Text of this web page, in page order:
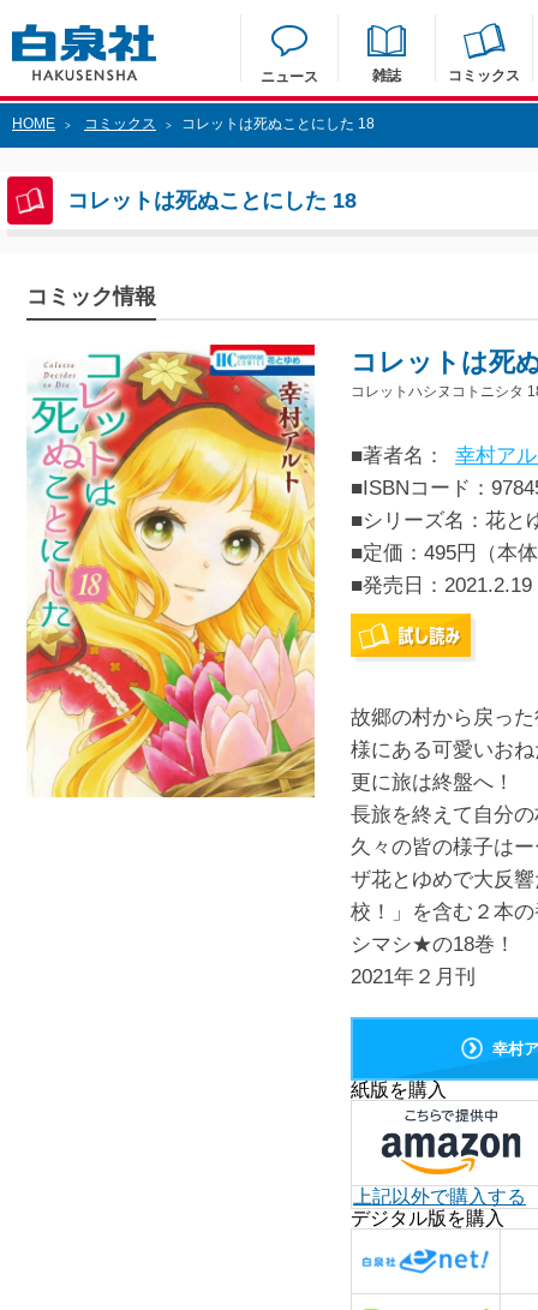
ニュース 雑誌 コミックス
HOME > コミックス > コレットは死ぬことにした 18
コレットは死ぬことにした 18
コミック情報
コレットは死
コレットハシヌコトニシタ
■著者名：
幸村ア
■ISBNコード：
■シリーズ名：花と
■定価：495円（本
■発売日： 2021.2.19
故郷の村から戻っ
様にある可愛いお
更に旅は終盤へ！
長旅を終えて自分
久々の皆の様子は
ザ花とゆめで大反
校！」を含む２本
シマシ★の18巻！
2021年２月刊
幸村
紙版を購入
上記以外で購入する
デジタル版を購入